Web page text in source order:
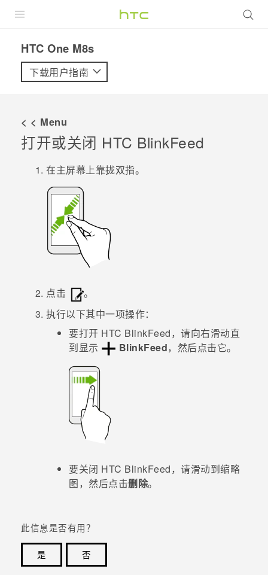
VIVE
支持帮助
在线客服
HTC One M8s‎
下载用户指南
< < Menu
打开或关闭 HTC BlinkFeed
在主屏幕上靠拢双指。
点击
。
执行以下其中一项操作：
要打开 HTC BlinkFeed，请向右滑动直
到显示
BlinkFeed，然后点击它。
要关闭 HTC BlinkFeed，请滑动到缩略
图，然后点击删除。
此信息是否有用？
是
否